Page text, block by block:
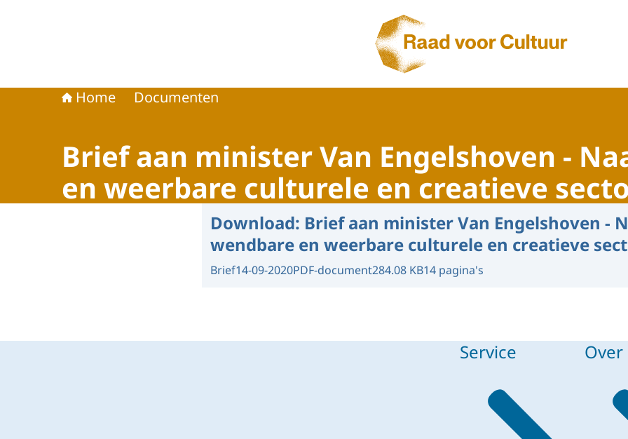
Home Documenten
Brief aan minister Van Engelshoven -
en weerbare culturele en creatieve
Download: Brief aan minister Van Engelshoven -
wendbare en weerbare culturele en creatieve
Brief14-09-2020PDF-document284.08 KB14 pagina's
Service